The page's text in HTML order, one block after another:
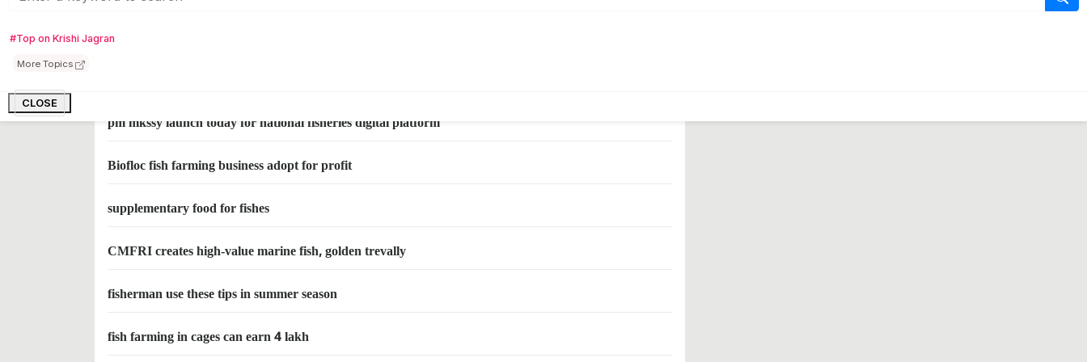
#Top on Krishi Jagran
More Topics
CLOSE
Rohu Farming: Know the Comprehensive Guide
pm mkssy launch today for national fisheries digital platform
Biofloc fish farming business adopt for profit
supplementary food for fishes
CMFRI creates high-value marine fish, golden trevally
fisherman use these tips in summer season
fish farming in cages can earn 4 lakh